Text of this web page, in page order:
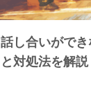
話し合いがで
と対処法を解説